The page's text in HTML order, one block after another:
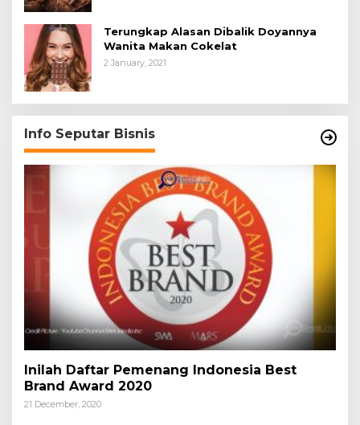
Terungkap Alasan Dibalik Doyannya
Wanita Makan Cokelat
2 January, 2021
Info Seputar Bisnis
Inilah Daftar Pemenang Indonesia Best
Brand Award 2020
21 December, 2020